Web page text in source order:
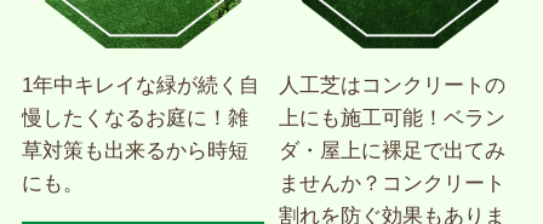
1年中キレイな緑が続く自
慢したくなるお庭に！雑
草対策も出来るから時短
にも。
人工芝はコンクリートの
上にも施工可能！ベラン
ダ・屋上に裸足で出てみ
ませんか？コンクリート
割れを防ぐ効果もありま